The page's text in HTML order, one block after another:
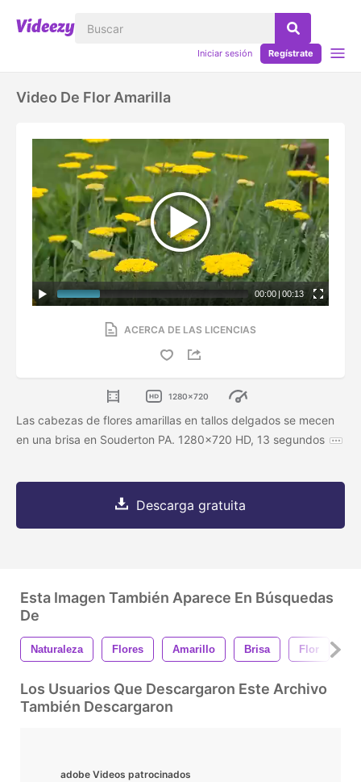
Iniciar sesión Regístrate
Video De Flor Amarilla
00:00 | 00:13
ACERCA DE LAS LICENCIAS
1280x720
Las cabezas de flores amarillas en tallos delgados se mecen
en una brisa en Souderton PA. 1280x720 HD, 13 segundos
Descarga gratuita
Esta Imagen También Aparece En Búsquedas
De
Naturaleza Flores Amarillo Brisa Flor
Los Usuarios Que Descargaron Este Archivo
También Descargaron
adobe Videos patrocinados